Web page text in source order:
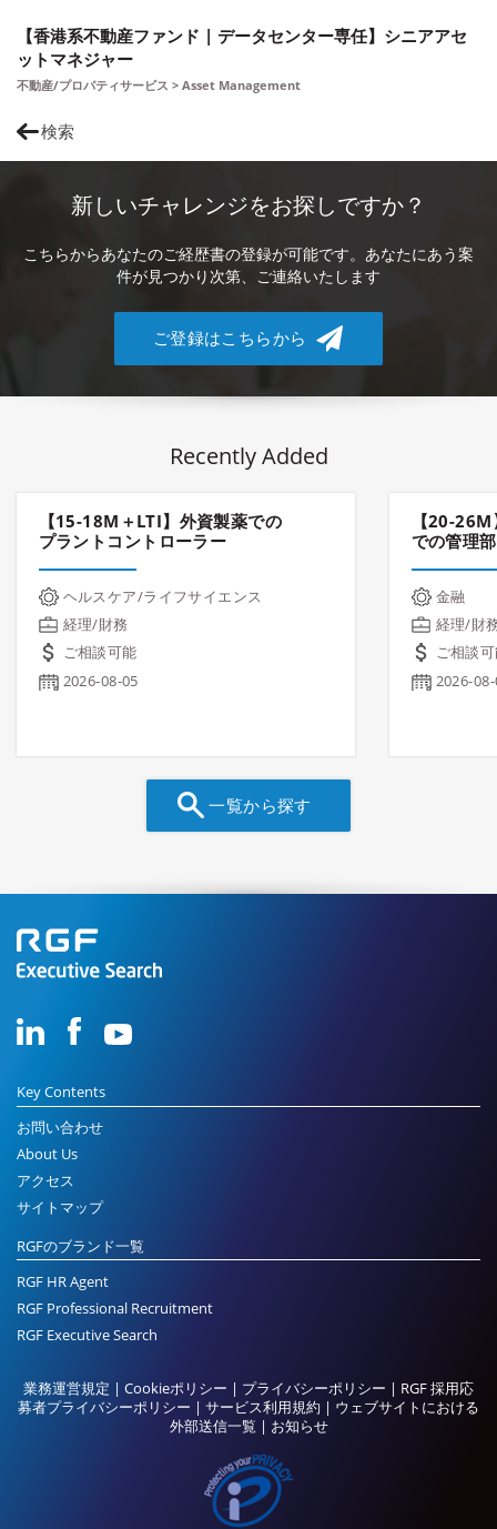
【香港系不動産ファンド | データセンター専任】シニアアセ
ットマネジャー
不動産/プロパティサービス > Asset Management
検索
新しいチャレンジをお探しですか？
こちらからあなたのご経歴書の登録が可能です。あなたにあう案
件が見つかり次第、ご連絡いたします
ご登録はこちらから
Recently Added
【15-18M＋LTI】外資製薬での
プラントコントローラー
ヘルスケア/ライフサイエンス
経理/財務
ご相談可能
2026-08-05
【20-
での管理
金融
経理/財
ご相談
2026-
一覧から探す
Key Contents
お問い合わせ
About Us
アクセス
サイトマップ
RGFのブランド一覧
RGF HR Agent
RGF Professional Recruitment
RGF Executive Search
業務運営規定 | Cookieポリシー | プライバシーポリシー | RGF 採用応
募者プライバシーポリシー | サービス利用規約 | ウェブサイトにおける
外部送信一覧 | お知らせ